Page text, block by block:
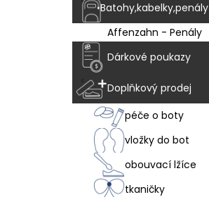
Batohy,kabelky,penály
Affenzahn - Penály
Dárkové poukazy
Doplňkový prodej
péče o boty
vložky do bot
obouvací lžíce
tkaničky